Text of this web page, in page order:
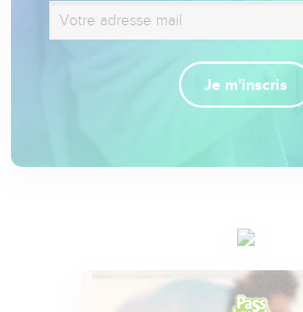
Je m'inscris